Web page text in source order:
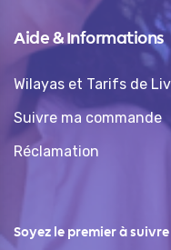
Aide & Informations
Wilayas et Tarifs de
Suivre ma commande
Réclamation
Soyez le premier à